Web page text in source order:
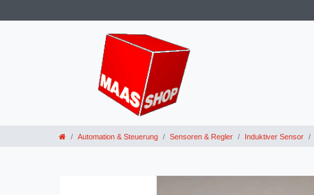
Automation & Steuerung Sensoren & Regler Induktiver Sensor